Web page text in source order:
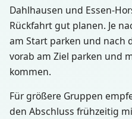
Dahlhausen und Essen-
Rückfahrt gut planen. Je
am Start parken und nach
vorab am Ziel parken und
kommen.
Für größere Gruppen
den Abschluss frühzeitig